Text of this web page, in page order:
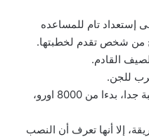
إستعداد تام للمساعده
من شخص تقدم لخطبتها.
القادم.
للجن.
نحن نعد طلاسم روحانية بأثمنة مناسبة جدا، بدءا من 8000 اورو،
إلا أنها تعرف أن النصب